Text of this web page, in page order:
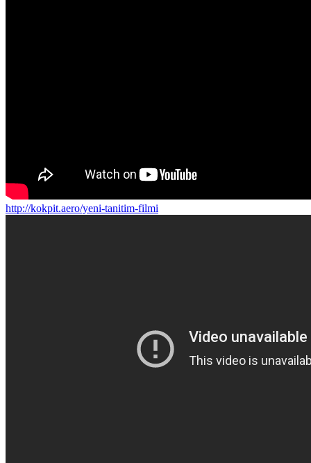
http://kokpit.aero/yeni-tanitim-filmi